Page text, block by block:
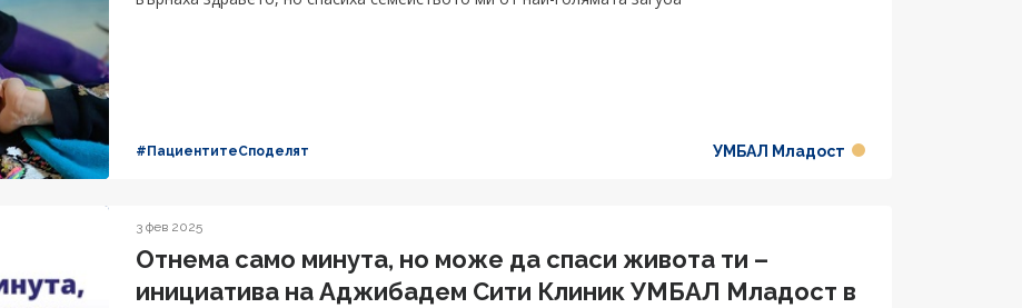
#ПациентитеСподелят УМБАЛ Младост
3 фев 2025
Отнема само минута, но може да спаси живота ти –
инициатива на Аджибадем Сити Клиник УМБАЛ Младост в